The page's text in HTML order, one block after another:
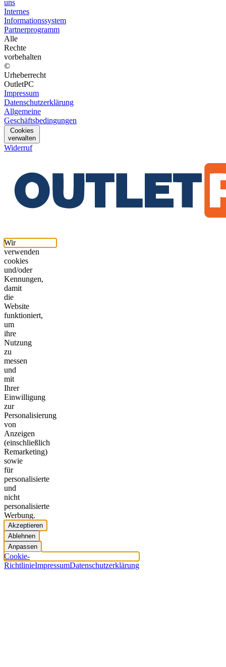
uns
Internes
Informationssystem
Partnerprogramm
Alle
Rechte
vorbehalten
©
Urheberrecht
OutletPC
Impressum
Datenschutzerklärung
Allgemeine
Geschäftsbedingungen
Cookies
verwalten
Widerruf
Wir
verwenden
cookies
und/oder
Kennungen,
damit
die
Website
funktioniert,
um
ihre
Nutzung
zu
messen
und
mit
Ihrer
Einwilligung
zur
Personalisierung
von
Anzeigen
(einschließlich
Remarketing)
sowie
für
personalisierte
und
nicht
personalisierte
Werbung.
Akzeptieren
Ablehnen
Anpassen
Cookie-
RichtlinieImpressumDatenschutzerklärung